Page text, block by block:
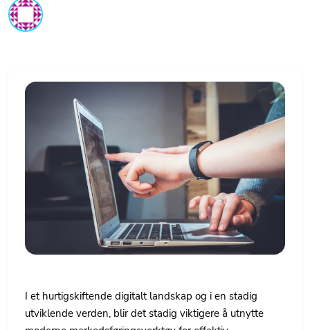
I et hurtigskiftende digitalt landskap og i en stadig
utviklende verden, blir det stadig viktigere å utnytte